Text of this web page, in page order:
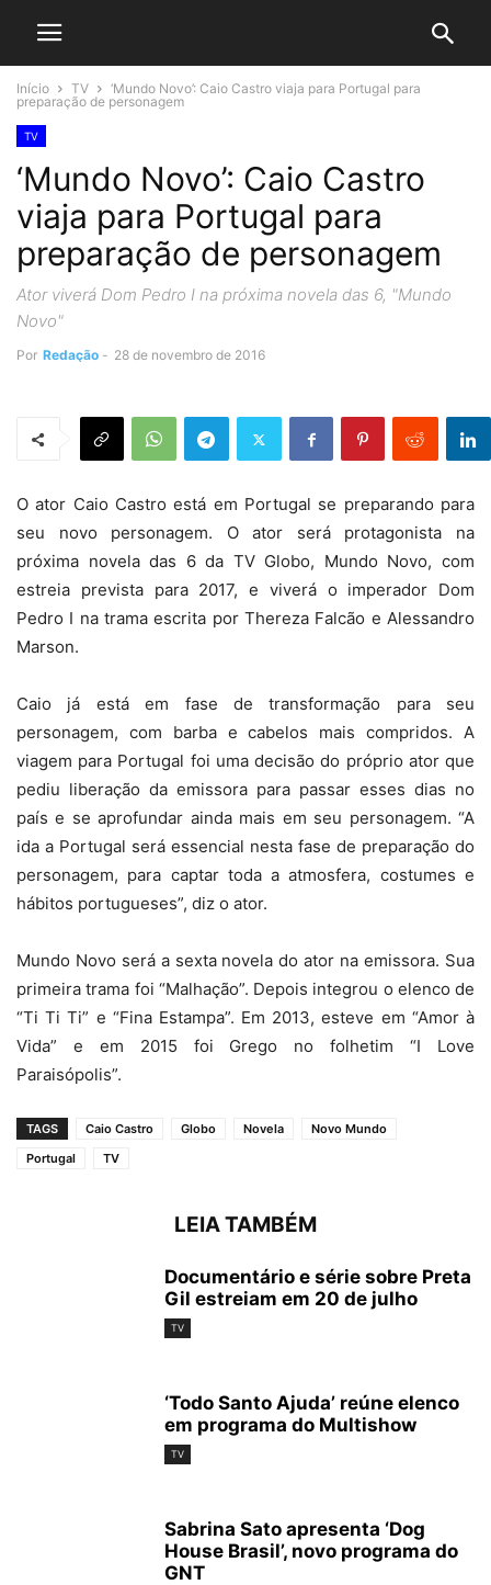
Início TV
‘Mundo Novo’: Caio Castro viaja para Portugal para
preparação de personagem
TV
‘Mundo Novo’: Caio Castro
viaja para Portugal para
preparação de personagem
Ator viverá Dom Pedro I na próxima novela das 6, "Mundo
Novo"
Por Redação - 28 de novembro de 2016
O ator Caio Castro está em Portugal se preparando para
seu novo personagem. O ator será protagonista na
próxima novela das 6 da TV Globo, Mundo Novo, com
estreia prevista para 2017, e viverá o imperador Dom
Pedro I na trama escrita por Thereza Falcão e Alessandro
Marson.
Caio já está em fase de transformação para seu
personagem, com barba e cabelos mais compridos. A
viagem para Portugal foi uma decisão do próprio ator que
pediu liberação da emissora para passar esses dias no
país e se aprofundar ainda mais em seu personagem. “A
ida a Portugal será essencial nesta fase de preparação do
personagem, para captar toda a atmosfera, costumes e
hábitos portugueses”, diz o ator.
Mundo Novo será a sexta novela do ator na emissora. Sua
primeira trama foi “Malhação”. Depois integrou o elenco de
“Ti Ti Ti” e “Fina Estampa”. Em 2013, esteve em “Amor à
Vida” e em 2015 foi Grego no folhetim “I Love
Paraisópolis”.
TAGS Caio Castro Globo Novela
Novo Mundo
Portugal
TV
LEIA TAMBÉM
Documentário e série sobre Preta
Gil estreiam em 20 de julho
TV
‘Todo Santo Ajuda’ reúne elenco
em programa do Multishow
TV
Sabrina Sato apresenta ‘Dog
House Brasil’, novo programa do
GNT